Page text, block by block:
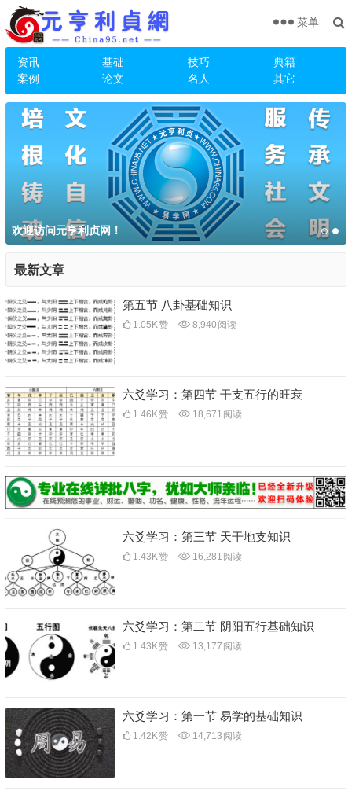
资讯 基础 技巧
典籍
案例
论文 名人 其它
菜单
欢迎访问元亨利贞网！
最新文章
第五节 八卦基础知识
1.05K赞 8,940 阅读
六爻学习：第四节 干支五行的旺衰
1.46K赞 18,671 阅读
六爻学习：第三节 天干地支知识
1.43K赞 16,281 阅读
六爻学习：第二节 阴阳五行基础知识
1.43K赞 13,177 阅读
六爻学习：第一节 易学的基础知识
1.42K赞 14,713 阅读